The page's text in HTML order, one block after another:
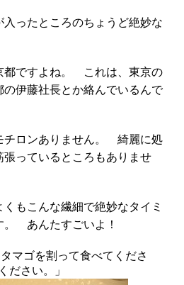
ったところのちょうど絶妙な
都ですよね。 これは、東京の
の伊藤社長とか絡んでいるんで
チロンありません。 綺麗に処
張っているところもありませ
くもこんな繊細で絶妙なタイミ
。 あんたすごいよ！
マゴを割って食べてくださ
ださい。」